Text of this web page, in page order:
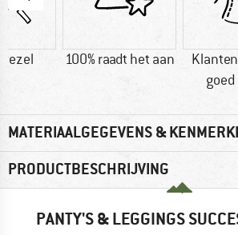
100% raadt het aan
MATERIAALGEGEVENS &
PRODUCTBESCHRIJVING
PANTY'S & LEGGINGS